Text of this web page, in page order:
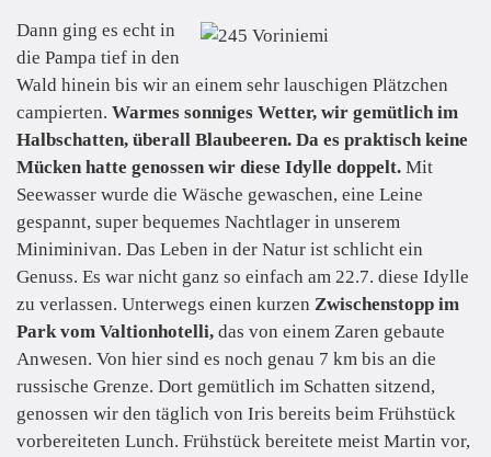
Dann ging es echt in
die Pampa tief in den
Wald hinein bis wir an einem sehr lauschigen Plätzchen
campierten. Warmes sonniges Wetter, wir gemütlich im
Halbschatten, überall Blaubeeren. Da es praktisch keine
Mücken hatte genossen wir diese Idylle doppelt. Mit
Seewasser wurde die Wäsche gewaschen, eine Leine
gespannt, super bequemes Nachtlager in unserem
Miniminivan. Das Leben in der Natur ist schlicht ein
Genuss. Es war nicht ganz so einfach am 22.7. diese Idylle
zu verlassen. Unterwegs einen kurzen Zwischenstopp im
Park vom Valtionhotelli, das von einem Zaren gebaute
Anwesen. Von hier sind es noch genau 7 km bis an die
russische Grenze. Dort gemütlich im Schatten sitzend,
genossen wir den täglich von Iris bereits beim Frühstück
vorbereiteten Lunch. Frühstück bereitete meist Martin vor,